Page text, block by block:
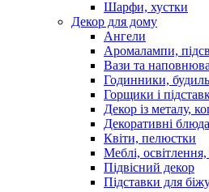
Шарфи, хустки
Декор для дому
Ангели
Аромалампи,
Вази та
Годинники,
Горщики і
Декор із металу,
Декоративні
Квіти, пелюстки
Меблі,
Підвісний декор
Підставки для